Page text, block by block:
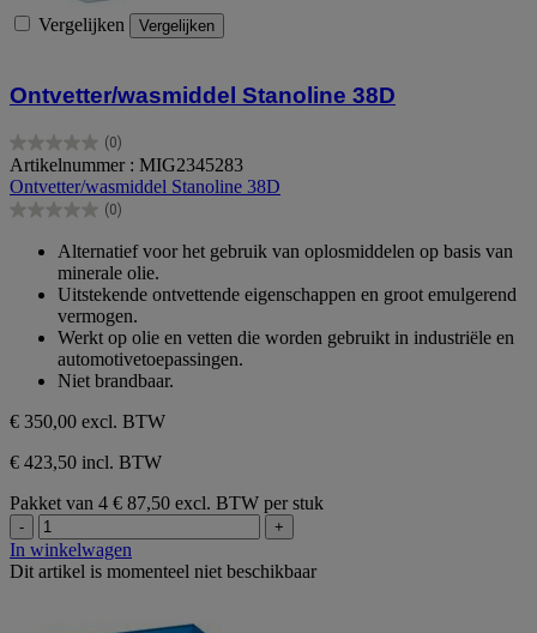
Vergelijken Vergelijken
Ontvetter/wasmiddel Stanoline 38D
(0)
0.0
van
de
5
Artikelnummer : MIG2345283
Ontvetter/wasmiddel Stanoline 38D
(0)
0.0
sterren.
Alternatief voor het gebruik van oplosmiddelen op basis van
minerale olie.
Uitstekende ontvettende eigenschappen en groot emulgerend
vermogen.
Werkt op olie en vetten die worden gebruikt in industriële en
automotivetoepassingen.
Niet brandbaar.
€ 350,00 excl. BTW
€ 423,50 incl. BTW
Pakket van 4 € 87,50 excl. BTW per stuk
- +
In winkelwagen
Dit artikel is momenteel niet beschikbaar